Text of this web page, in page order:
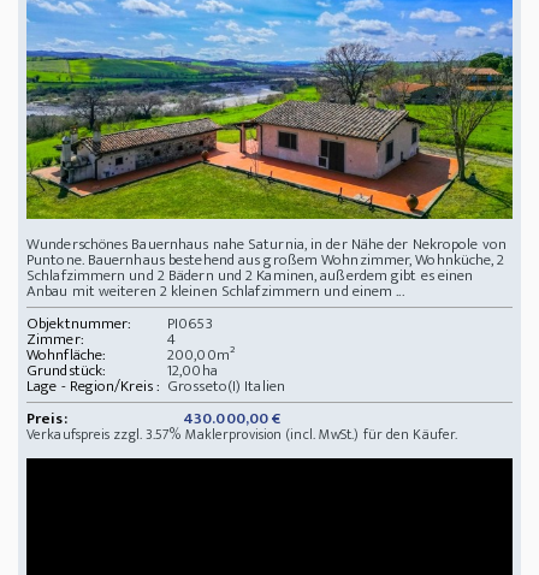
Wunderschönes Bauernhaus nahe Saturnia, in der Nähe der Nekropole von
Puntone. Bauernhaus bestehend aus großem Wohnzimmer, Wohnküche, 2
Schlafzimmern und 2 Bädern und 2 Kaminen, außerdem gibt es einen
Anbau mit weiteren 2 kleinen Schlafzimmern und einem ...
Objektnummer:
PI0653
Zimmer: 4
Wohnfläche: 200,00m²
Grundstück: 12,00ha
Lage - Region/Kreis : Grosseto(I) Italien
Preis:
430.000,00 €
Verkaufspreis zzgl. 3.57% Maklerprovision (incl. MwSt.) für den Käufer.